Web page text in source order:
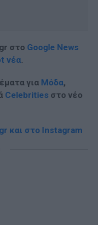
στο Google News
νέα.
για Μόδα,
Celebrities στο νέο
και στο Instagram